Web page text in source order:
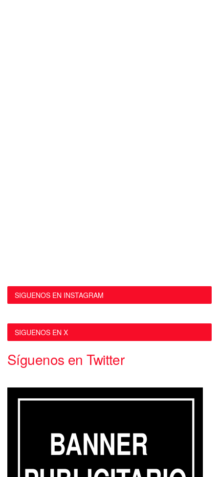
SIGUENOS EN INSTAGRAM
SIGUENOS EN X
Síguenos en Twitter